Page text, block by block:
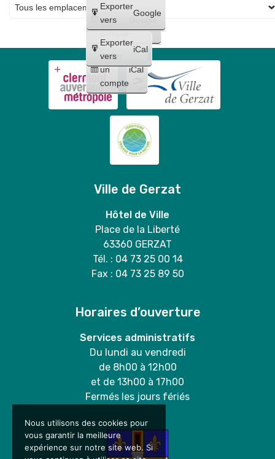
Créer
un
compte
Google
Créer
un
compte
iCal
Exporter
vers
Google
Exporter
vers
iCal
Ville de Gerzat
Hôtel de Ville
Place de la Liberté
63360 GERZAT
Tél. : 04 73 25 00 14
Fax : 04 73 25 89 50
Horaires d’ouverture
Services administratifs
Du lundi au vendredi
de 8h00 à 12h00
et de 13h00 à 17h00
Fermés les jours fériés
Nous utilisons des cookies pour
vous garantir la meilleure
expérience sur notre site web. Si